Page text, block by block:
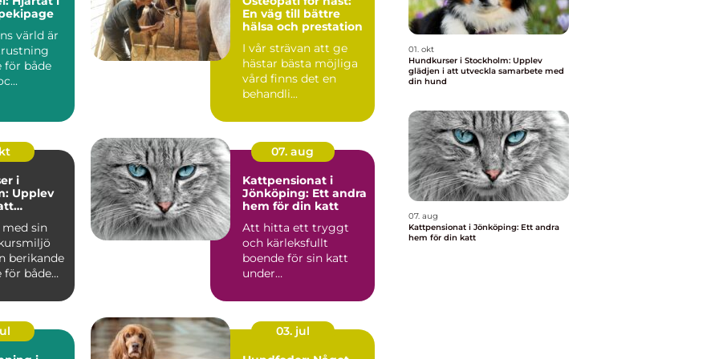
värld är
för både
En väg till bättre
hälsa och prestation
I vår strävan att ge
hästar bästa möjliga
vård finns det en
behandli...
i
Upplev
sin
berikande
för både
07. aug
Kattpensionat i
Jönköping: Ett andra
hem för din katt
Att hitta ett tryggt
och kärleksfullt
boende för sin katt
under
kan vara ...
03. jul
01. okt
Hundkurser i Stockholm: Upplev
glädjen i att utveckla samarbete med
din hund
07. aug
Kattpensionat i Jönköping: Ett andra
hem för din katt